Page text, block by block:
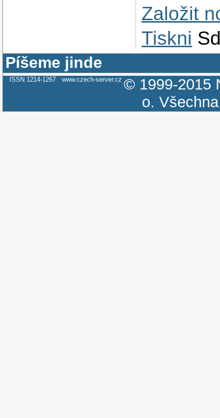
Založit
Tiskni
Píšeme jinde
ISSN 1214-1267 www.czech-server.cz © 1999-2015
o.